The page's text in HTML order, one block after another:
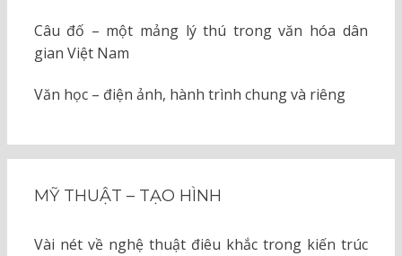
Câu đố – một mảng lý thú trong văn hóa dân
gian Việt Nam
Văn học – điện ảnh, hành trình chung và riêng
MỸ THUẬT – TẠO HÌNH
Vài nét về nghệ thuật điêu khắc trong kiến trúc